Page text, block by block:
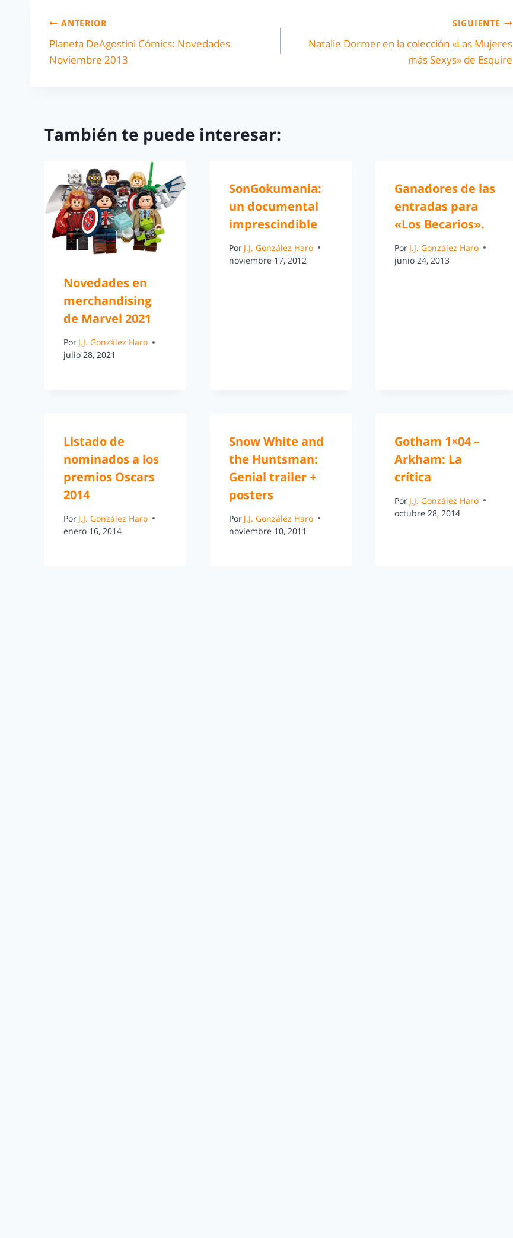
ANTERIOR
Planeta DeAgostini Cómics: Novedades
Noviembre 2013
SIGUIENTE
Natalie Dormer en la colección «Las Mujeres
más Sexys» de Esquire
También te puede interesar:
Novedades en
merchandising
de Marvel 2021
Por J.J. González Haro
julio 28, 2021
SonGokumania:
un documental
imprescindible
Por J.J. González Haro
noviembre 17, 2012
Ganadores de las
entradas para
«Los Becarios».
Por J.J. González Haro
junio 24, 2013
Listado de
nominados a los
premios Oscars
2014
Por J.J. González Haro
enero 16, 2014
Snow White and
the Huntsman:
Genial trailer +
posters
Por J.J. González Haro
noviembre 10, 2011
Gotham 1×04 –
Arkham: La
crítica
Por J.J. González Haro
octubre 28, 2014